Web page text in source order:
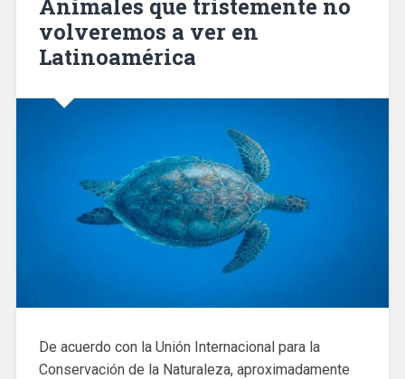
Animales que tristemente no
volveremos a ver en
Latinoamérica
De acuerdo con la Unión Internacional para la
Conservación de la Naturaleza, aproximadamente